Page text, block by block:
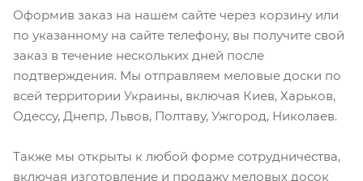
Оформив заказ на нашем сайте через корзину или
по указанному на сайте телефону, вы получите свой
заказ в течение нескольких дней после
подтверждения. Мы отправляем меловые доски по
всей территории Украины, включая Киев, Харьков,
Одессу, Днепр, Львов, Полтаву, Ужгород, Николаев.
Также мы открыты к любой форме сотрудничества,
включая изготовление и продажу меловых досок